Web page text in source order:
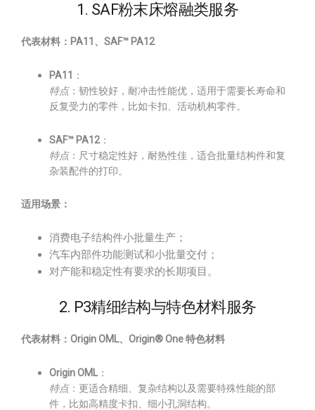
1. SAF粉末床熔融类服务
代表材料：PA11、SAF™ PA12
PA11
：
特点：韧性较好，耐冲击性能优，适用于需要长寿命和
反复受力的零件，比如卡扣、活动机构零件。
SAF™ PA12：
特点：尺寸稳定性好，耐热性佳，适合批量结构件和复
杂装配件的打印。
适用场景：
消费电子结构件小批量生产；
汽车内部件功能测试和小批量交付；
对产能和稳定性有要求的长期项目。
2. P3精细结构与特色材料服务
代表材料：Origin OML、Origin® One 特色材料
Origin OML：
特点：更适合精细、复杂结构以及需要特殊性能的部
件，比如高精度卡扣、细小孔洞结构。